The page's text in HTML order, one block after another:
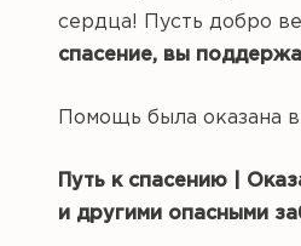
сердца! Пусть добро
спасение, вы
Помощь была оказана
Путь к спасению |
и другими опасными